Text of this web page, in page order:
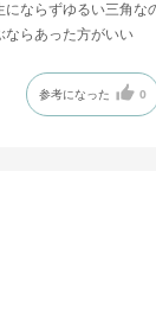
ならずゆるい三角な
ならあった方がいい
参考になった 0